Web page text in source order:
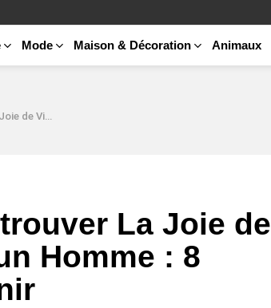
Mode Maison & Décoration Animaux
Pour Y parvenir
La Joie de
Homme : 8